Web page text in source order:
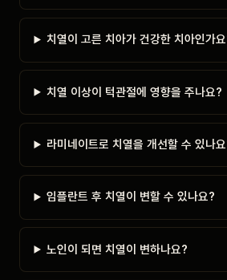
치열이 고른 치아가 건강한 치아인가
치열 이상이 턱관절에 영향을 주나요?
라미네이트로 치열을 개선할 수 있나
임플란트 후 치열이 변할 수 있나요?
노인이 되면 치열이 변하나요?